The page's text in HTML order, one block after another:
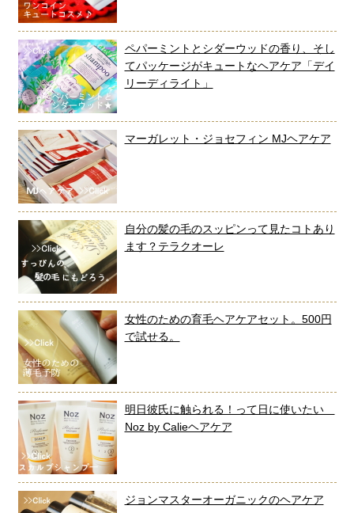
ペパーミントとシダーウッドの香り、そし
てパッケージがキュートなヘアケア「デイ
リーディライト」
マーガレット・ジョセフィン MJヘアケア
自分の髪の毛のスッピンって見たコトあり
ます？テラクオーレ
女性のための育毛ヘアケアセット。500円
で試せる。
明日彼氏に触られる！って日に使いたい
Noz by Calieヘアケア
ジョンマスターオーガニックのヘアケア